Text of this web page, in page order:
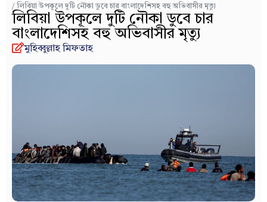
/ লিবিয়া উপকূলে দুটি নৌকা ডুবে চার বাংলাদেশিসহ বহু অভিবাসীর মৃত্যু
লিবিয়া উপকূলে দুটি নৌকা ডুবে চার
বাংলাদেশিসহ বহু অভিবাসীর মৃত্যু
মুহিব্বুল্লাহ মিফতাহ